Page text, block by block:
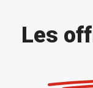
Les